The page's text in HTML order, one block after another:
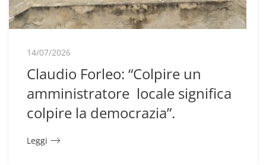
14/07/2026
Claudio Forleo: “Colpire un
amministratore locale significa
colpire la democrazia”.
Leggi